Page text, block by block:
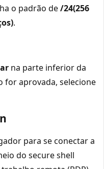
o padrão de/24(256
.
na parte inferior da
for aprovada, selecione
para se conectar a
do secure shell